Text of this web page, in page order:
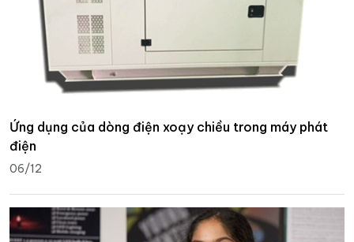
Ứng dụng của dòng điện xoạy chiều trong máy phát
điện
06/12